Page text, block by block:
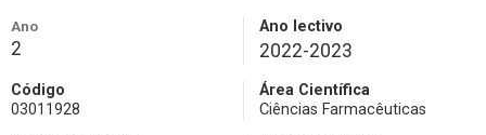
Ano
2
Ano lectivo
2022-2023
Código
03011928
Área Científica
Ciências Farmacêuticas